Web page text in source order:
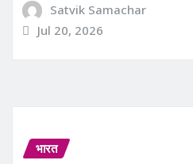
Satvik Samachar
Jul 20, 2026
भारत